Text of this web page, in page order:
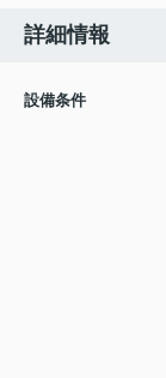
詳細情報
設備条件